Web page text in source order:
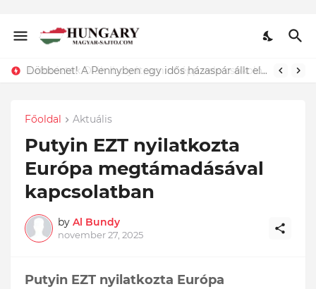
Lefotózták Oláh Ibolyát, amint épp vele csókolózik - EZT nem hiszed el, kinek a karjában kötött ki...ÍME
Főoldal Aktuális
Putyin EZT nyilatkozta
Európa megtámadásával
kapcsolatban
by Al Bundy
november 27, 2025
Putyin EZT nyilatkozta Európa